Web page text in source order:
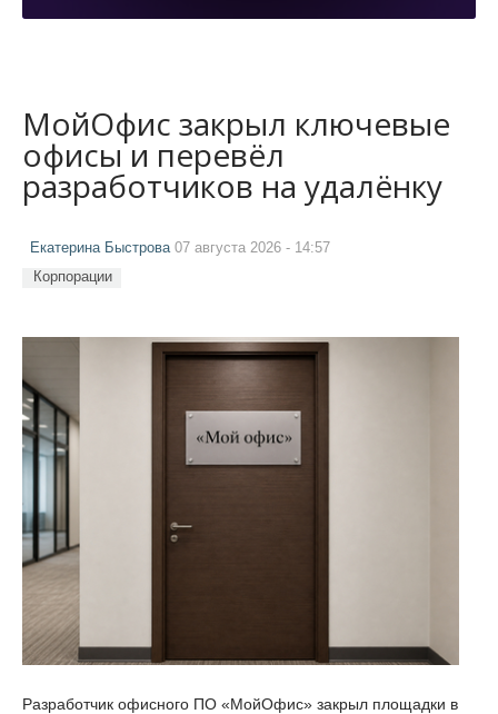
МойОфис закрыл ключевые
офисы и перевёл
разработчиков на удалёнку
Екатерина Быстрова 07 августа 2026 - 14:57
Корпорации
Разработчик офисного ПО «МойОфис» закрыл площадки в